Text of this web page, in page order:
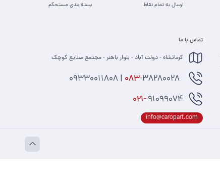
ارسال به تمام نقاط بسته بندی مستحکم
تماس با ما
کرمانشاه - دولت آباد - بلوار باهنر - مجتمع صنایع کوچک
-38280028 | 09330011808
021-91099074
info@caropart.com